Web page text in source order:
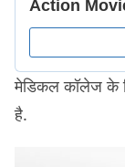
मेडिकल कॉलेज के
है.